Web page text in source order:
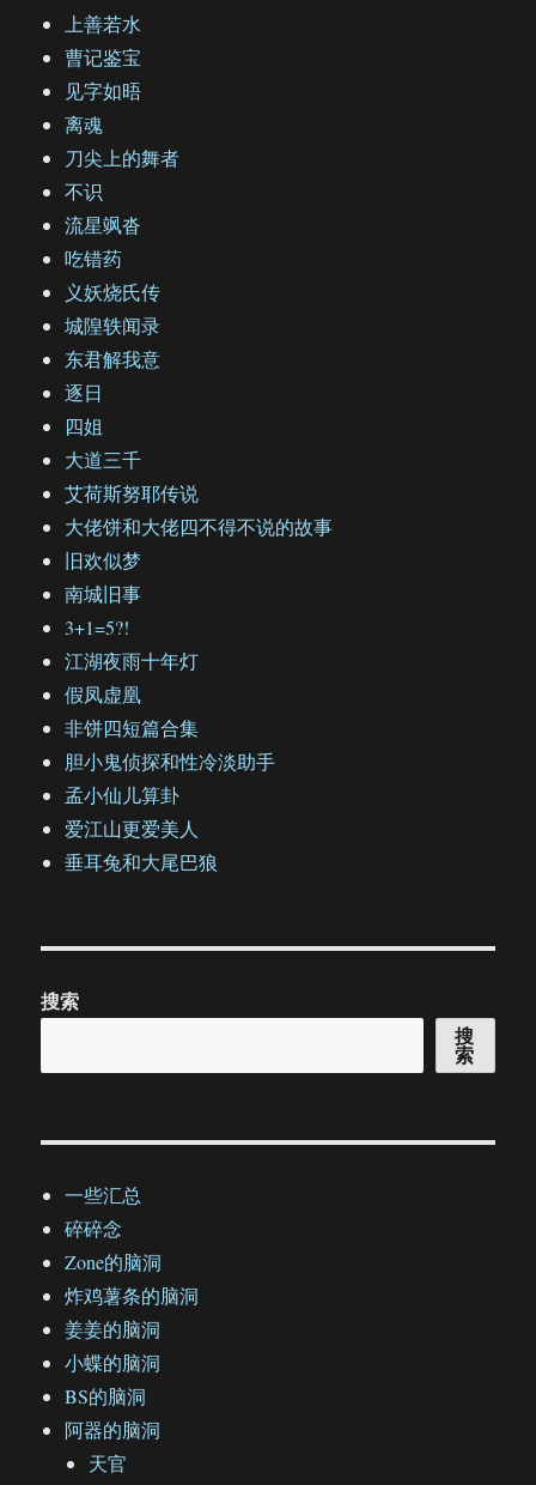
上善若水
曹记鉴宝
见字如晤
离魂
刀尖上的舞者
不识
流星飒沓
吃错药
义妖烧氏传
城隍轶闻录
东君解我意
逐日
四姐
大道三千
艾荷斯努耶传说
大佬饼和大佬四不得不说的故事
旧欢似梦
南城旧事
3+1=5?!
江湖夜雨十年灯
假凤虚凰
非饼四短篇合集
胆小鬼侦探和性冷淡助手
孟小仙儿算卦
爱江山更爱美人
垂耳兔和大尾巴狼
搜索
搜
索
一些汇总
碎碎念
Zone的脑洞
炸鸡薯条的脑洞
姜姜的脑洞
小蝶的脑洞
BS的脑洞
阿器的脑洞
天官